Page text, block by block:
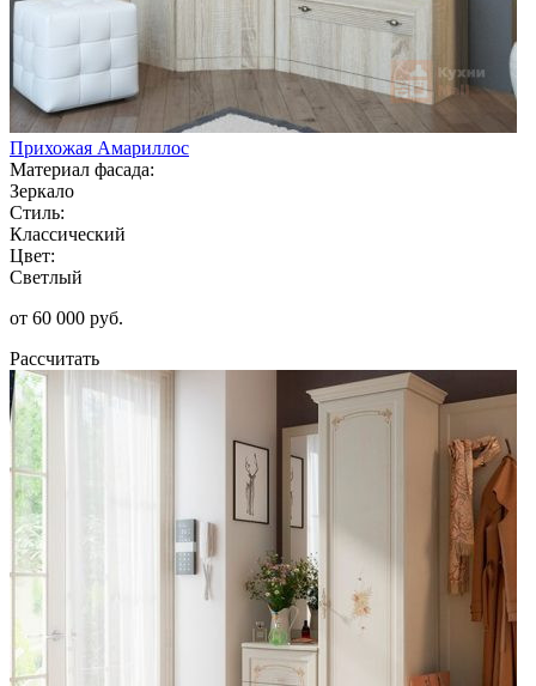
Прихожая Амариллос
Материал фасада:
Зеркало
Стиль:
Классический
Цвет:
Светлый
от 60 000 руб.
Рассчитать